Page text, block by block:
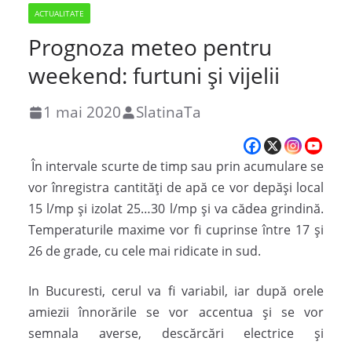
ACTUALITATE
Prognoza meteo pentru
weekend: furtuni și vijelii
1 mai 2020 SlatinaTa
În intervale scurte de timp sau prin acumulare se
vor înregistra cantităţi de apă ce vor depăşi local
15 l/mp şi izolat 25…30 l/mp şi va cădea grindină.
Temperaturile maxime vor fi cuprinse între 17 şi
26 de grade, cu cele mai ridicate in sud.
In Bucuresti, cerul va fi variabil, iar după orele
amiezii înnorările se vor accentua şi se vor
semnala averse, descărcări electrice şi